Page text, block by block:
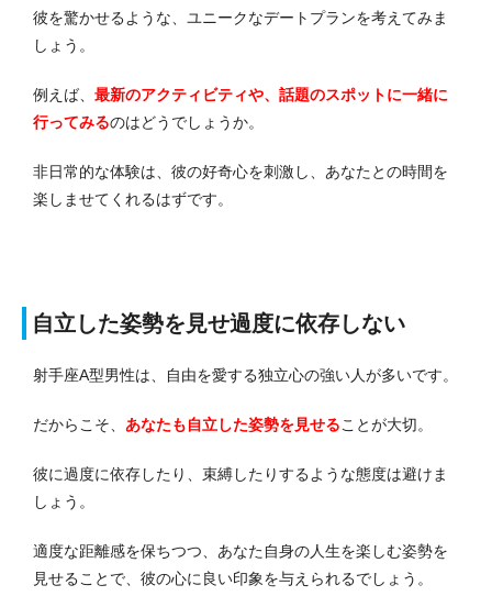
彼を驚かせるような、ユニークなデートプランを考えてみま
しょう。
例えば、 最新のアクティビティや、話題のスポットに一緒に
行ってみるのはどうでしょうか。
非日常的な体験は、彼の好奇心を刺激し、あなたとの時間を
楽しませてくれるはずです。
自立した姿勢を見せ過度に依存しない
射手座A型男性は、自由を愛する独立心の強い人が多いです。
だからこそ、 あなたも自立した姿勢を見せることが大切。
彼に過度に依存したり、束縛したりするような態度は避けま
しょう。
適度な距離感を保ちつつ、あなた自身の人生を楽しむ姿勢を
見せることで、彼の心に良い印象を与えられるでしょう。